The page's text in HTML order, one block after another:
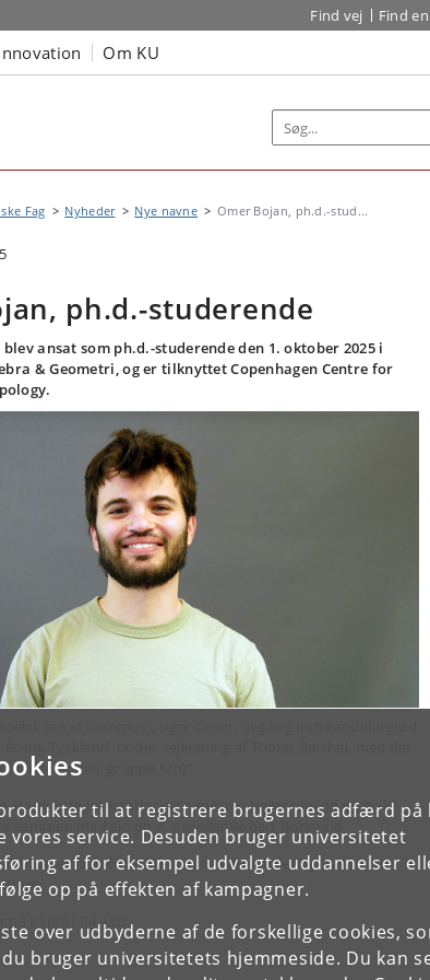
til at registrere brugernes adfærd på
service. Desuden bruger universitetet
af for eksempel udvalgte uddannelser
op på effekten af kampagner.
over udbyderne af de forskellige cookies,
bruger universitetets hjemmeside. Du kan
Find vej Find
Om KU
Fag Nyheder Nye navne Omer Bojan, ph.d.-stud...
ph.d.-studerende
blev ansat som ph.d.-studerende den 1. oktober 2025 i
& Geometri, og er tilknyttet Copenhagen Centre for
lokale Brauer-gruppe K(n)".
at udnytte interaktionerne mellem homotopi og p-adisk
sammen med sin ph.d.-vejleder Robert Burklund.
blive en del af en så venlig og varm (billedligt talt)
på kontor 04.4.03.